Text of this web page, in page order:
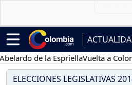
de la EspriellaVuelta a
ELECCIONES LEGISLATIVAS